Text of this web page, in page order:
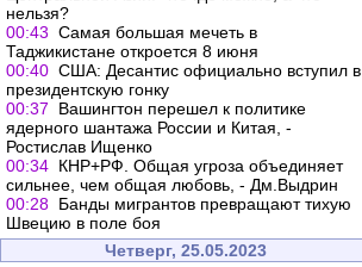
нельзя?
00:43 Самая большая мечеть в
Таджикистане откроется 8 июня
00:40 США: Десантис официально вступил в
президентскую гонку
00:37
Вашингтон перешел к политике
ядерного шантажа России и Китая, -
Ростислав Ищенко
00:34 КНР+РФ. Общая угроза объединяет
сильнее, чем общая любовь, - Дм.Выдрин
00:28 Банды мигрантов превращают тихую
Швецию в поле боя
Четверг, 25.05.2023